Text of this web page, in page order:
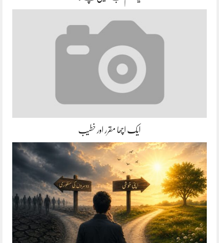
ایک اچھا مقرر اور خطیب